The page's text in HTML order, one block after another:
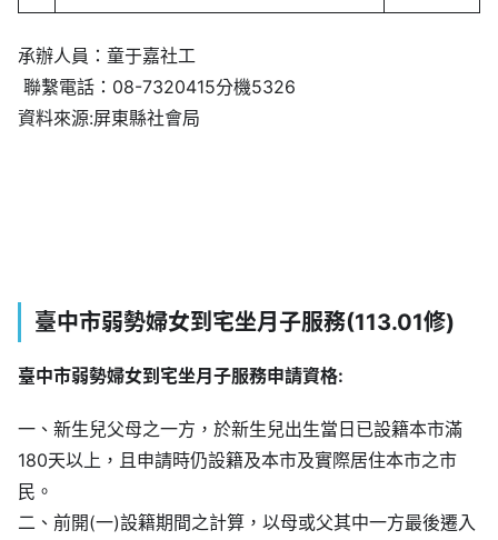
承辦人員：童于嘉社工
聯繫電話：08-7320415分機5326
資料來源:屏東縣社會局
臺中市弱勢婦女到宅坐月子服務(113.01修)
臺中市弱勢婦女到宅坐月子服務申請資格:
一、新生兒父母之一方，於新生兒出生當日已設籍本市滿
180天以上，且申請時仍設籍及本市及實際居住本市之市
民。
二、前開(一)設籍期間之計算，以母或父其中一方最後遷入